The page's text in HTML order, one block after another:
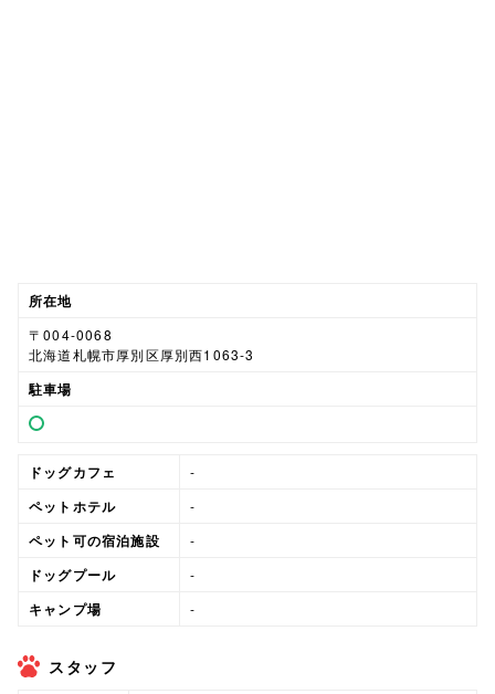
所在地
〒004-0068
北海道札幌市厚別区厚別西1063-3
駐車場
ドッグカフェ -
ペットホテル -
ペット可の宿泊施設 -
ドッグプール -
キャンプ場 -
スタッフ